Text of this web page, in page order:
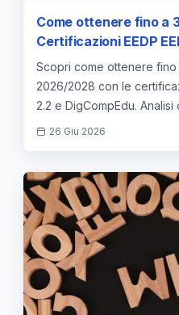
Come ottenere fino a
Certificazioni EEDP
Scopri come ottenere fino
2026/2028 con le
2.2 e DigCompEdu. Analisi
punteggi e validità.
26 Giu 2026